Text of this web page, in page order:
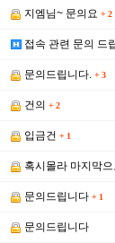
지엠님~ 문의요 + 2
접속 관련 문의 드
문의드립니다. + 3
건의 + 2
입금건 + 1
혹시몰라 마지막
문의드립니다 + 1
문의드립니다